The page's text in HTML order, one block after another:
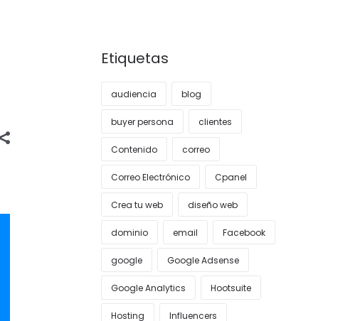
Etiquetas
audiencia blog
buyer persona clientes
Contenido correo
Correo Electrónico Cpanel
Crea tu web diseño web
dominio email Facebook
google Google Adsense
Google Analytics Hootsuite
Hosting Influencers